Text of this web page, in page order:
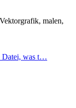
malen,
Datei, was t…